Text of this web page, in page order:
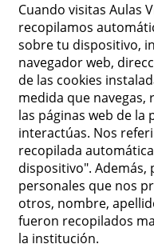
Cuando visitas Aulas
recopilamos
sobre tu dispositivo,
navegador web,
de las cookies
medida que
las páginas web de la
interactúas. Nos
recopilada
dispositivo".
personales que nos
otros, nombre,
fueron recopilados
la institución.